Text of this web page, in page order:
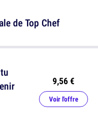
9,56 €
Voir l'offre
de Top Chef